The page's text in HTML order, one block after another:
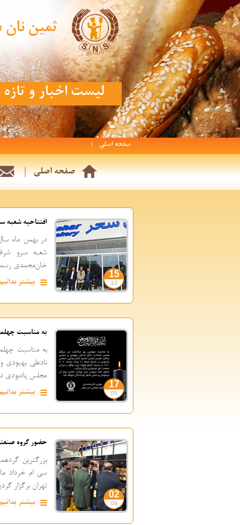
ثمین
لیست اخبار و تازه
صفحه اصلی
صفحه اصلی
15
12
افتتاحیه شعبه
در بهمن ماه
شعبه سرو
خان‌محمدی رسما
بیشتر بدانیم
17
05
به مناسبت
به مناسبت
نادعلی بهبودی
مجلس یادبودی در
بیشتر بدانیم
02
04
حضور گروه
بزرگترین
تهران برگزار
بیشتر بدانیم